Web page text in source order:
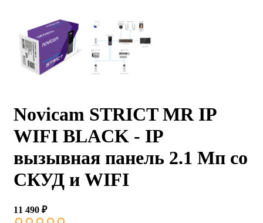
Novicam STRICT MR IP
WIFI BLACK - IP
вызывная панель 2.1 Мп со
СКУД и WIFI
11 490 ₽